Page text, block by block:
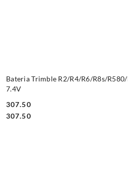
Bateria Trimble R2/R4/R6/R8s/
7.4V
Cena:
307.50
Cena:
307.50